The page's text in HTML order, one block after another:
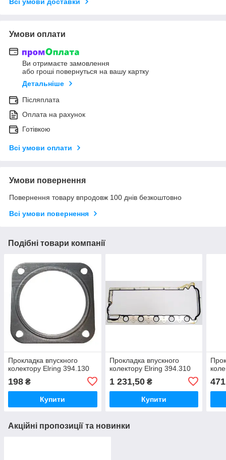
Умови оплати
Ви отримаєте замовлення
або гроші повернуться на вашу картку
Детальніше
Післяплата
Оплата на рахунок
Готівкою
Всі умови оплати
Умови повернення
Повернення товару впродовж 100 днів безкоштовно
Всі умови повернення
Подібні товари компанії
Прокладка впускного
колектору Elring 394.130
198 ₴
Купити
Прокладка впускного
колектору Elring 394.310
1 231,50₴
Купити
471
Акційні пропозиції та новинки